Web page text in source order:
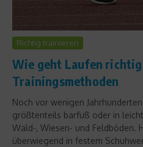
Richtig trainieren
Wie geht Laufen
Trainingsmethoden
Noch vor wenigen
größtenteils barfuß oder in
Wald-, Wiesen- und Feldböden.
überwiegend in festem